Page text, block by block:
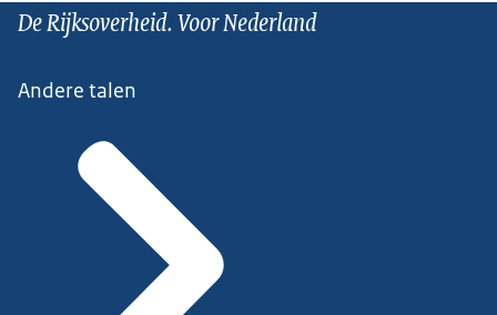
De Rijksoverheid. Voor Nederland
Andere talen